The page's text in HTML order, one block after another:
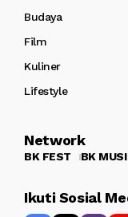
Budaya
Film
Kuliner
Lifestyle
Network
BK FEST BK
Ikuti Sosial